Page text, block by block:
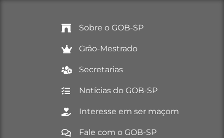
Sobre o GOB-SP
Grão-Mestrado
Secretarias
Notícias do GOB-SP
Interesse em ser maçom
Fale com o GOB-SP